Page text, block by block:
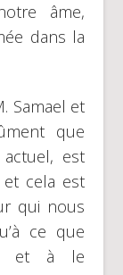
âme,
dans la
Samael et
que
est
cela est
qui nous
ce que
et à le